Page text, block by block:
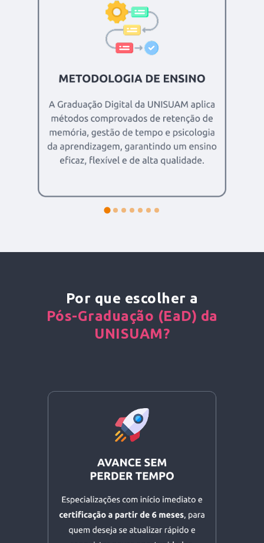
Por que escolher a
Pós-Graduação (EaD) da
UNISUAM?